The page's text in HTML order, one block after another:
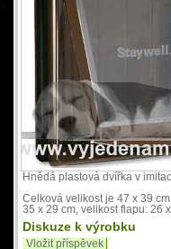
Hnědá plastová dvířka v
Celková velikost je 47 x 39
35 x 29 cm, velikost flapu: 26
Diskuze k výrobku
Vložit příspěvek